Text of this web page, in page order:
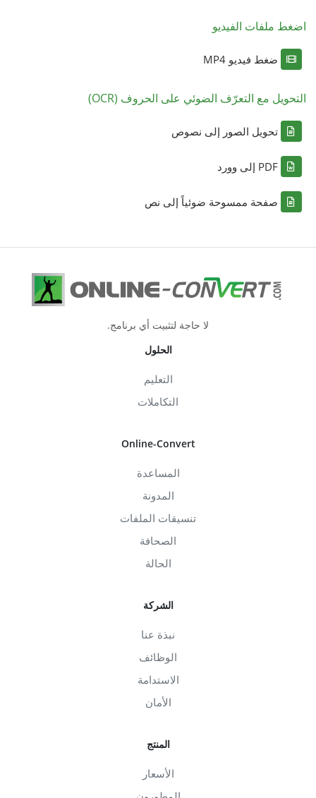
اضغط ملفات الفيديو
ضغط فيديو MP4
التحويل مع التعرّف الضوئي على الحروف (OCR)
تحويل الصور إلى نصوص
PDF إلى وورد
صفحة ممسوحة ضوئياً إلى نص
لا حاجة لتثبيت أي برنامج.
الحلول
التعليم
التكاملات
Online-Convert
المساعدة
المدونة
تنسيقات الملفات
الصحافة
الحالة
الشركة
نبذة عنا
الوظائف
الاستدامة
الأمان
المنتج
الأسعار